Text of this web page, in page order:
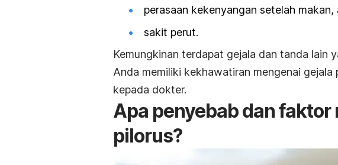
perasaan kekenyangan setelah makan,
sakit perut.
Kemungkinan terdapat gejala dan tanda lain
Anda memiliki kekhawatiran mengenai
kepada dokter.
Apa penyebab dan
pilorus?